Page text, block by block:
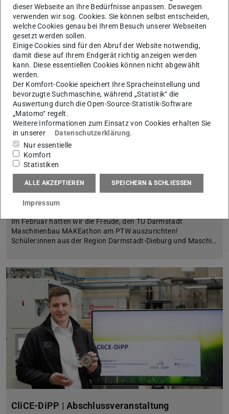
wissenschaftlichen Mitarbeiter in der Forschungsgruppe TEC
begrüßen zu dürfen!
MAKEathon am PTW
21.04.2026
Im Februar hatten wir die Freude, den TU Darmstadt
Maschinenbau MAKEathon am PTW auszurichten!
Schüler:innen aus der Region Darmstadt-Dieburg und Maschi…
CliCE-DiPP | Abschlussveranstaltung
dieser Webseite an Ihre Bedürfnisse anpassen. Deswegen
verwenden wir sog. Cookies. Sie können selbst entscheiden,
welche Cookies genau bei Ihrem Besuch unserer Webseiten
gesetzt werden sollen.
Einige Cookies sind für den Abruf der Website notwendig,
damit diese auf Ihrem Endgerät richtig anzeigen werden
kann. Diese essentiellen Cookies können nicht abgewählt
werden.
Der Komfort-Cookie speichert Ihre Spracheinstellung und
bevorzugte Suchmaschine, während „Statistik“ die
Auswertung durch die Open-Source-Statistik-Software
„Matomo“ regelt.
Weitere Informationen zum Einsatz von Cookies erhalten Sie
in unserer
Datenschutzerklärung.
Nur essentielle
Komfort
Statistiken
ALLE AKZEPTIEREN SPEICHERN & SCHLIESSEN
Impressum